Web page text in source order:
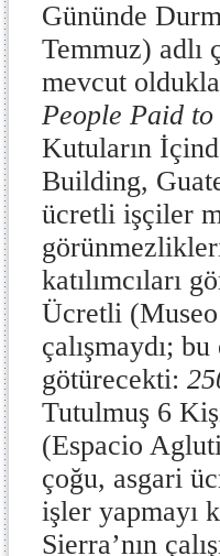
Gününde
Temmuz) adlı
mevcut
People Paid
Kutuların
Building,
ücretli işçiler
katılımcıları
Ücretli
çalışmaydı;
götürecekti:
Tutulmuş 6
(Espacio
çoğu, asgari
işler yapmayı
Sierra’nın